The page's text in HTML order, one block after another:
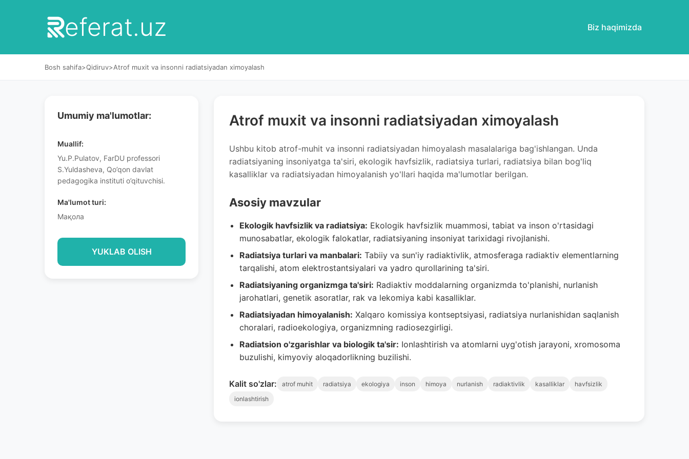
eferat.uz Biz haqimizda
Bosh sahifa>Qidiruv>Atrof muxit va insonni radiatsiyadan ximoyalash
Umumiy ma'lumotlar:
Muallif:
Yu.P.Pulatov, FarDU professori
S.Yuldasheva, Qo’qon davlat
pedagogika instituti o’qituvchisi.
Ma'lumot turi:
Мақола
YUKLAB OLISH
Atrof muxit va insonni radiatsiyadan ximoyalash
Ushbu kitob atrof-muhit va insonni radiatsiyadan himoyalash masalalariga bag'ishlangan. Unda
radiatsiyaning insoniyatga ta'siri, ekologik havfsizlik, radiatsiya turlari, radiatsiya bilan bog'liq
kasalliklar va radiatsiyadan himoyalanish yo'llari haqida ma'lumotlar berilgan.
Asosiy mavzular
Ekologik havfsizlik va radiatsiya: Ekologik havfsizlik muammosi, tabiat va inson o'rtasidagi
munosabatlar, ekologik falokatlar, radiatsiyaning insoniyat tarixidagi rivojlanishi.
Radiatsiya turlari va manbalari: Tabiiy va sun'iy radiaktivlik, atmosferaga radiaktiv elementlarning
tarqalishi, atom elektrostantsiyalari va yadro qurollarining ta'siri.
Radiatsiyaning organizmga ta'siri: Radiaktiv moddalarning organizmda to'planishi, nurlanish
jarohatlari, genetik asoratlar, rak va lekomiya kabi kasalliklar.
Radiatsiyadan himoyalanish: Xalqaro komissiya kontseptsiyasi, radiatsiya nurlanishidan saqlanish
choralari, radioekologiya, organizmning radiosezgirligi.
Radiatsion o'zgarishlar va biologik ta'sir: Ionlashtirish va atomlarni uyg'otish jarayoni, xromosoma
buzulishi, kimyoviy aloqadorlikning buzilishi.
Kalit so'zlar: atrof muhit radiatsiya ekologiya inson himoya nurlanish radiaktivlik kasalliklar
havfsizlik
ionlashtirish